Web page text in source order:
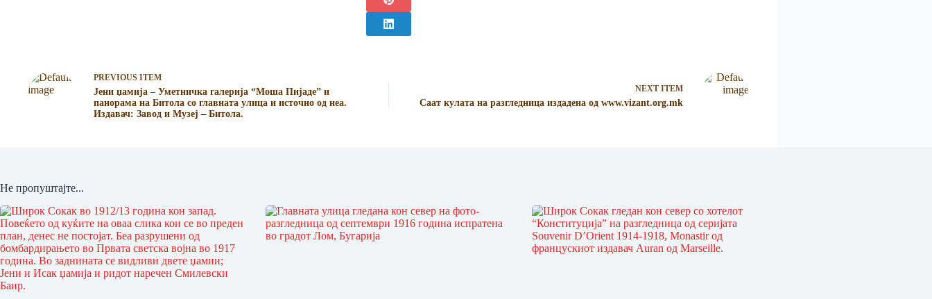
PREVIOUS ITEM
Јени џамија – Уметничка галерија “Моша Пијаде” и
панорама на Битола со глав­ната улица и источно од неа.
Из­давач: Завод и Музеј – Битола.
NEXT ITEM
Саат кулата на разгледница издадена од www.vizant.org.mk
Не пропуштајте...